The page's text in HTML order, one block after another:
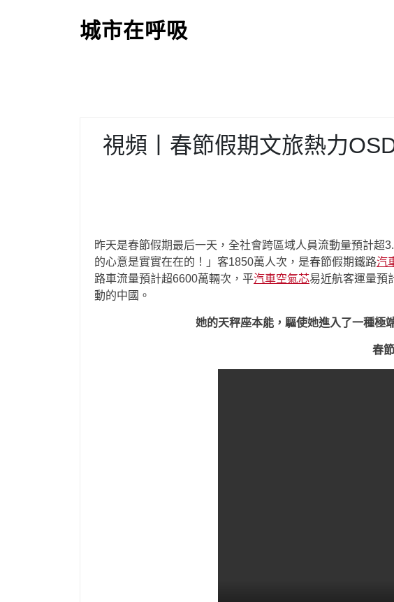
城市在呼吸
視頻丨春節假期文旅熱力
昨天是春節假期最后一天，全社會跨區域人員流動量預計
的心意是實實在在的！」客1850萬人次，是春節假期鐵路汽
路車流量預計超6600萬輛次，平汽車空氣芯易近航客運量預
動的中國。
她的天秤座本能，驅使她進入了一種極
春